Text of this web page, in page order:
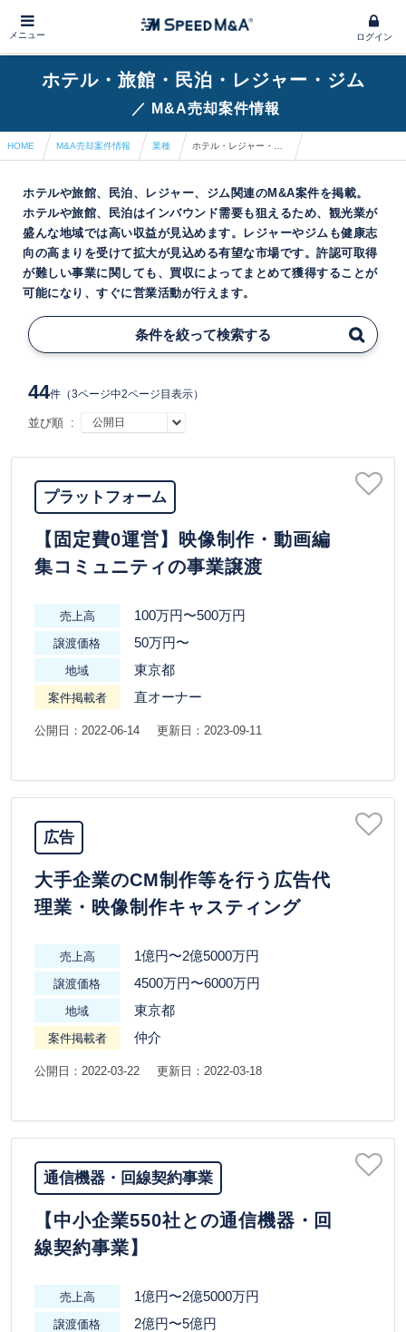
メニュー ログイン
ホテル・旅館・民泊・レジャー・ジム
／ M&A売却案件情報
HOME M&A売却案件情報 業種
ホテルや旅館、民泊、レジャー、ジム関連のM&A案件を掲載。
ホテルや旅館、民泊はインバウンド需要も狙えるため、観光業が
盛んな地域では高い収益が見込めます。レジャーやジムも健康志
向の高まりを受けて拡大が見込める有望な市場です。許認可取得
が難しい事業に関しても、買収によってまとめて獲得することが
可能になり、すぐに営業活動が行えます。
条件を絞って検索する
44件 （3ページ中2ページ目表示）
並び順 :
プラットフォーム
【固定費0運営】映像制作・動画編
集コミュニティの事業譲渡
売上高 100万円〜500万円
譲渡価格 50万円〜
地域 東京都
案件掲載者 直オーナー
公開日：2022-06-14 更新日：2023-09-11
広告
大手企業のCM制作等を行う広告代
理業・映像制作キャスティング
売上高 1億円〜2億5000万円
譲渡価格 4500万円〜6000万円
地域 東京都
案件掲載者 仲介
公開日：2022-03-22 更新日：2022-03-18
通信機器・回線契約事業
【中小企業550社との通信機器・回
線契約事業】
売上高 1億円〜2億5000万円
譲渡価格 2億円〜5億円